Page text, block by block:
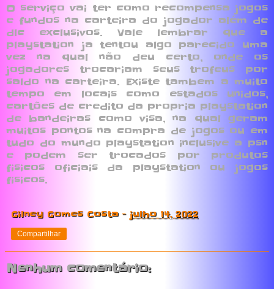
O serviço vai ter como recompensa jogos
e fundos na carteira do jogador além de
dlc exclusivos. Vale lembrar que a
playstation ja tentou algo parecido uma
vez na qual não deu certo, onde os
jogadores trocariam seus trofeus por
saldo na carteira. Existe tambem a muito
tempo em locais como estados unidos,
cartões de credito da propria playstation
de bandeiras como visa, na qual geram
muitos pontos na compra de jogos ou em
tudo do mundo playstation inclusive a psn
e podem ser trocados por produtos
fisicos oficiais da playstation ou jogos
fisicos.
Gilney Gomes Costa - julho 14, 2022
Compartilhar
Nenhum comentário: